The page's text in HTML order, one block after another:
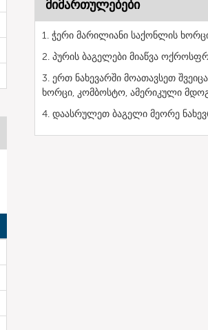
მიმართულებები
1. ჭერი მარილიანი საქონლის
2. პურის ბაგელები მიაწვა
3. ერთ ნახევარში მოათავსეთ
ხორცი, კომბოსტო, ამერიკული
4. დაასრულეთ ბაგელი მეორე